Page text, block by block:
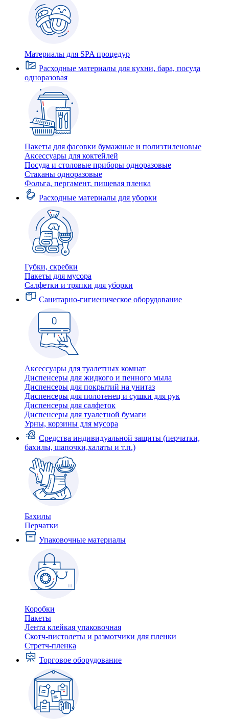
Материалы для SPA процедур
Расходные материалы для кухни, бара, посуда
одноразовая
Пакеты для фасовки бумажные и полиэтиленовые
Аксессуары для коктейлей
Посуда и столовые приборы одноразовые
Стаканы одноразовые
Фольга, пергамент, пищевая пленка
Расходные материалы для уборки
Губки, скребки
Пакеты для мусора
Салфетки и тряпки для уборки
Санитарно-гигиеническое оборудование
Аксессуары для туалетных комнат
Диспенсеры для жидкого и пенного мыла
Диспенсеры для покрытий на унитаз
Диспенсеры для полотенец и сушки для рук
Диспенсеры для салфеток
Диспенсеры для туалетной бумаги
Урны, корзины для мусора
Средства индивидуальной защиты (перчатки,
бахилы, шапочки,халаты и т.п.)
Бахилы
Перчатки
Упаковочные материалы
Коробки
Пакеты
Лента клейкая упаковочная
Скотч-пистолеты и размотчики для пленки
Стретч-пленка
Торговое оборудование